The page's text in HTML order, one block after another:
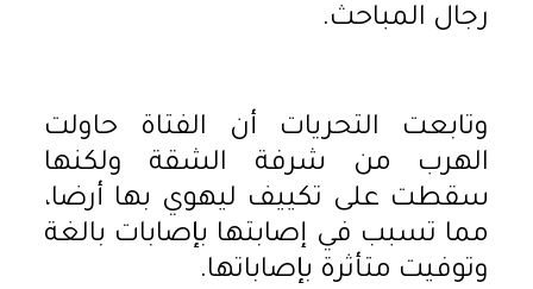
رجال المباحث.
وتابعت التحريات أن الفتاة حاولت
الهرب من شرفة الشقة ولكنها
سقطت على تكييف ليهوي بها أرضا،
مما تسبب في إصابتها بإصابات بالغة
وتوفيت متأثرة بإصاباتها.